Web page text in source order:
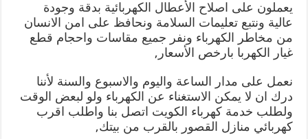
يعملون على اصلاح الأعطال الكهربائية بدقة وجودة
عالية ونتبع تعليمات السلامة ونحافظ على امن الانسان
من مخاطر الكهرباء ونفر جميع مقاسات واحجام قطع
غيار الكهربا بارخص الأسعار,
نعمل على مدار الساعة واليوم والاسبوع والسنة لأننا
درك ان لا يمكن الاستغناء عن الكهرباء ولو لبعض الوقت
ولطلب خدمة كهرباء الكويت اتصل بنا واطلب اقرب
كهربائي منازل القصور بالقرب من بيتك,